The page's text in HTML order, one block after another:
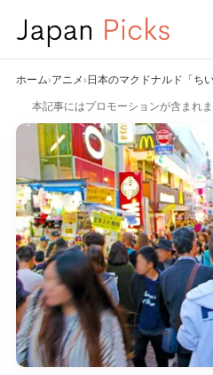
ホーム›アニメ›日本のマクドナルド「ち
本記事にはプロモーションが含まれま